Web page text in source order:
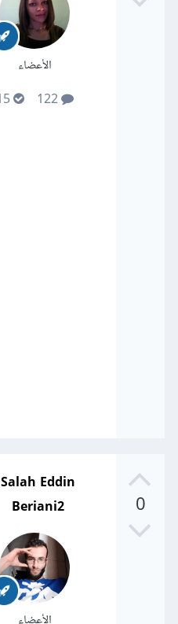
الأعضاء
122
15
0
Salah Eddin
Beriani2